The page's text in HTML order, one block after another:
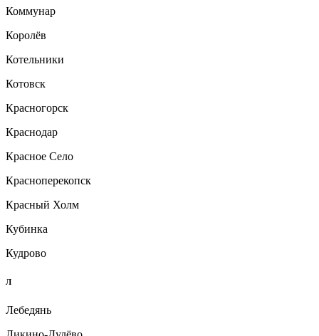
Коммунар
Королёв
Котельники
Котовск
Красногорск
Краснодар
Красное Село
Красноперекопск
Красный Холм
Кубинка
Кудрово
Л
Лебедянь